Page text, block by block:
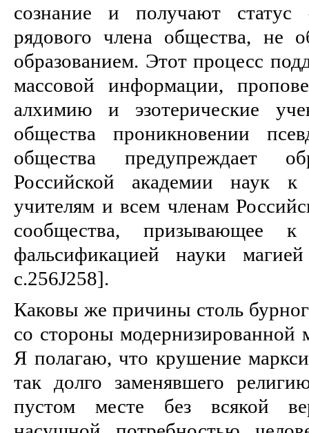
сознание и получают статус
рядового члена общества, не
образованием. Этот процесс
массовой информации,
алхимию и эзотерические
общества проникновении
общества предупреждает
Российской академии наук к
учителям и всем членам
сообщества, призывающее
фальсификацией науки
с.256J258].
Каковы же причины столь
со стороны модернизированной
Я полагаю, что крушение
так долго заменявшего
пустом месте без всякой